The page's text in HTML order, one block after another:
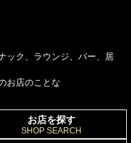
ック、ラウンジ、バー、居
お店のことな
お店を探す
SHOP SEARCH